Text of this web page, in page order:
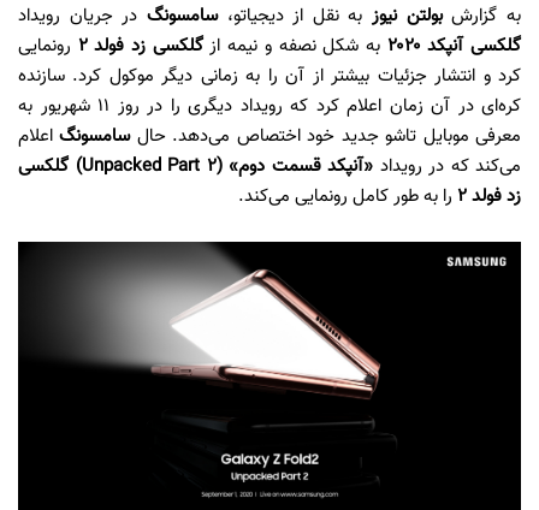
به گزارشبولتن نیوزبه نقل از دیجیاتو، سامسونگ در جریان رویداد
گلکسی آنپکد ۲۰۲۰
به شکل نصفه و نیمه ازگلکسی زد فولد ۲
رونمایی
کرد و انتشار جزئیات بیشتر از آن را به زمانی دیگر موکول کرد. سازنده
کره‌ای در آن زمان اعلام کرد که رویداد دیگری را در روز ۱۱ شهریور به
معرفی موبایل تاشو جدید خود اختصاص می‌دهد. حالسامسونگاعلام
می‌کند که در رویداد
«آنپکد قسمت دوم» (Unpacked Part 2) گلکسی
زد فولد ۲
را به طور کامل رونمایی می‌کند.